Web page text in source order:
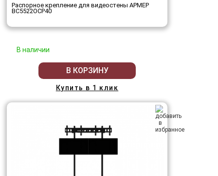
Распорное крепление для видеостены АРМЕР
ВС5522ОСР40
В наличии
В КОРЗИНУ
Купить в 1 клик